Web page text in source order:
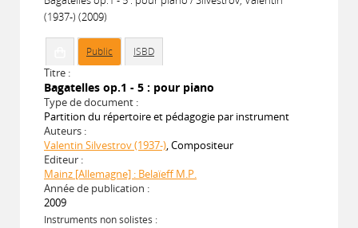
(1937-) (2009)
Public ISBD
Titre :
Bagatelles op.1 - 5 : pour piano
Type de document :
Partition du répertoire et pédagogie par instrument
Auteurs :
Valentin Silvestrov (1937-), Compositeur
Editeur :
Mainz [Allemagne] : Belaïeff M.P.
Année de publication :
2009
Instruments non solistes :